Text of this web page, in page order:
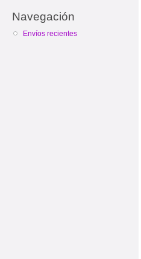
Navegación
Envíos recientes